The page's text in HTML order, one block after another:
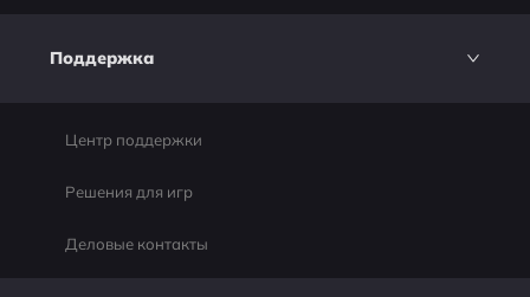
Поддержка
Центр поддержки
Решения для игр
Деловые контакты